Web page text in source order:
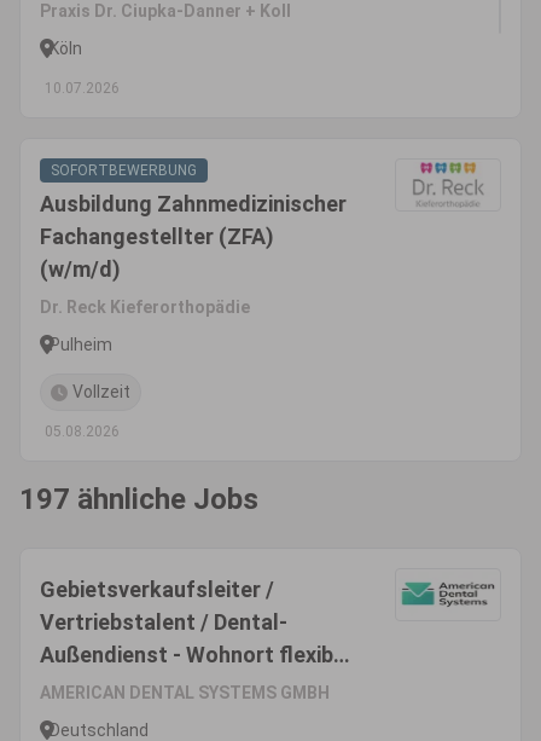
Praxis Dr. Ciupka-Danner + Koll
Köln
10.07.2026
SOFORTBEWERBUNG
Ausbildung Zahnmedizinischer
Fachangestellter (ZFA)
(w/m/d)
Dr. Reck Kieferorthopädie
Pulheim
Vollzeit
05.08.2026
197 ähnliche Jobs
Gebietsverkaufsleiter /
Vertriebstalent / Dental-
Außendienst - Wohnort flexibel
(m/w/d)
AMERICAN DENTAL SYSTEMS GMBH
Deutschland